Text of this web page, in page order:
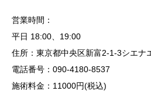
営業時間：
平日 18:00、19:00
住所：東京都中央区新富2-1-3シエナ
電話番号：090-4180-8537
施術料金：11000円(税込)